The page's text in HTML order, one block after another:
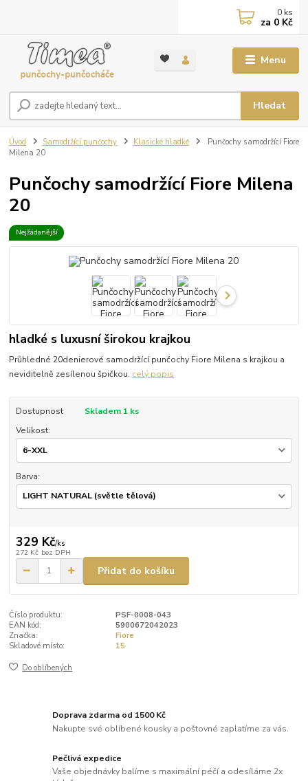
Menu
Hledat
0 ks
za 0 Kč
Úvod Samodržící punčochy Klasické hladké
Punčochy samodržící Fiore
Milena 20
Punčochy samodržící Fiore Milena
20
Nejžádanější
hladké s luxusní širokou krajkou
Průhledné 20denierové samodržící punčochy Fiore Milena s krajkou a
neviditelně zesílenou špičkou. celý popis
Dostupnost
Skladem 1 ks
Velikost:
Barva:
329 Kč/ks
272 Kč bez DPH
Přidat do košíku
Číslo produktu:
PSF-0008-043
EAN kód:
5900672042023
Značka:
Fiore
Skladové místo:
15
Do oblíbených
Doprava zdarma od 1500 Kč
Nakupte své oblíbené kousky a poštovné zaplatíme za vás.
Pečlivá expedice
Vaše objednávky balíme s maximální péčí a odesíláme 2x